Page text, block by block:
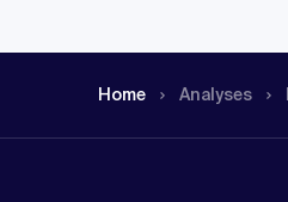
Home Analyses